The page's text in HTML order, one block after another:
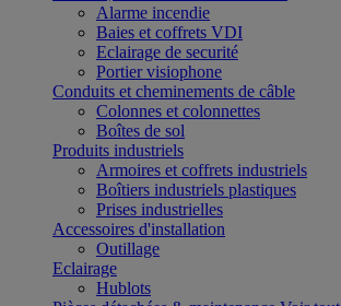
Alarme incendie
Baies et coffrets VDI
Eclairage de securité
Portier visiophone
Conduits et cheminements de câble
Colonnes et colonnettes
Boîtes de sol
Produits industriels
Armoires et coffrets industriels
Boîtiers industriels plastiques
Prises industrielles
Accessoires d'installation
Outillage
Eclairage
Hublots